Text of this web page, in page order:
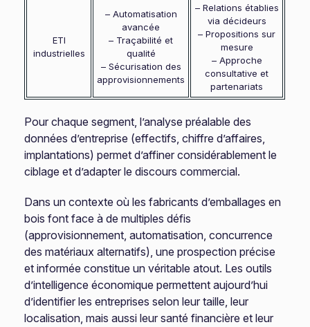
ETI
industrielles
– Automatisation
avancée
– Traçabilité et
qualité
– Sécurisation des
approvisionnements
– Relations établies
via décideurs
– Propositions sur
mesure
– Approche
consultative et
partenariats
Pour chaque segment, l’analyse préalable des
données d’entreprise (effectifs, chiffre d’affaires,
implantations) permet d’affiner considérablement le
ciblage et d’adapter le discours commercial.
Dans un contexte où les fabricants d’emballages en
bois font face à de multiples défis
(approvisionnement, automatisation, concurrence
des matériaux alternatifs), une prospection précise
et informée constitue un véritable atout. Les outils
d’intelligence économique permettent aujourd’hui
d’identifier les entreprises selon leur taille, leur
localisation, mais aussi leur santé financière et leur